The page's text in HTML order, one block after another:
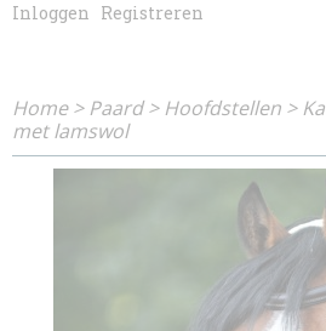
Inloggen Registreren
Home>Paard>Hoofdstellen >
met lamswol